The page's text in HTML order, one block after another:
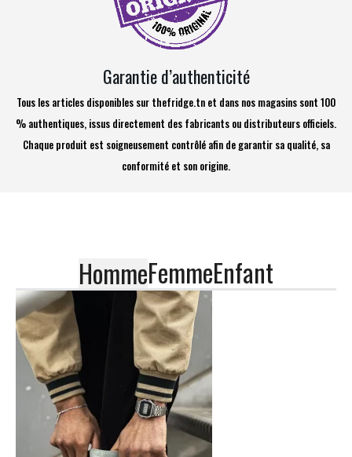
Garantie d’authenticité
Tous les articles disponibles sur thefridge.tn et dans nos magasins sont 100
% authentiques, issus directement des fabricants ou distributeurs officiels.
Chaque produit est soigneusement contrôlé afin de garantir sa qualité, sa
conformité et son origine.
HommeFemmeEnfant